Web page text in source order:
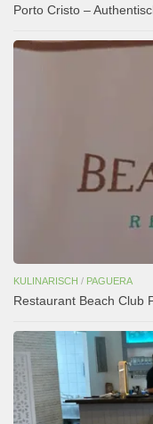
Porto Cristo –
KULINARISCH / PAGUERA
Restaurant Beach Club